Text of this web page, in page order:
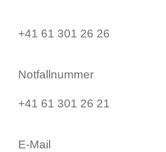
+41 61 301 26 26
Notfallnummer
+41 61 301 26 21
E-Mail